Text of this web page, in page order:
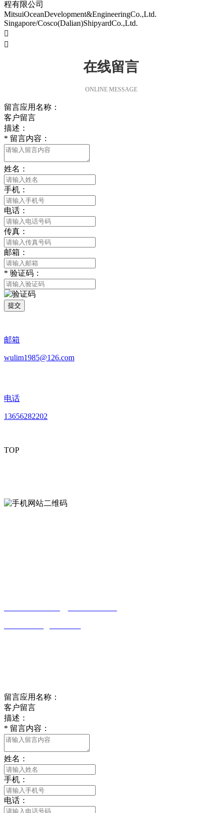
程有限公司
MitsuiOceanDevelopment&EngineeringCo.,Ltd.
Singapore/Cosco(Dalian)ShipyardCo.,Ltd.


在线留言
ONLINE MESSAGE
留言应用名称：
客户留言
描述：
* 留言内容：
姓名：
手机：
电话：
传真：
邮箱：
* 验证码：
提交
邮箱
wulim1985@126.com
电话
13656282202
TOP
留言应用名称：
客户留言
描述：
* 留言内容：
姓名：
手机：
电话：